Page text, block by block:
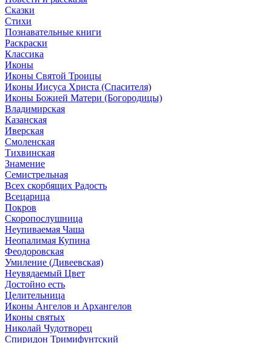
Сказки
Стихи
Познавательные книги
Раскраски
Классика
Иконы
Иконы Святой Троицы
Иконы Иисуса Христа (Спасителя)
Иконы Божией Матери (Богородицы)
Владимирская
Казанская
Иверская
Смоленская
Тихвинская
Знамение
Семистрельная
Всех скорбящих Радость
Всецарица
Покров
Скоропослушница
Неупиваемая Чаша
Неопалимая Купина
Феодоровская
Умиление (Дивеевская)
Неувядаемый Цвет
Достойно есть
Целительница
Иконы Ангелов и Архангелов
Иконы святых
Николай Чудотворец
Спиридон Тримифунтский